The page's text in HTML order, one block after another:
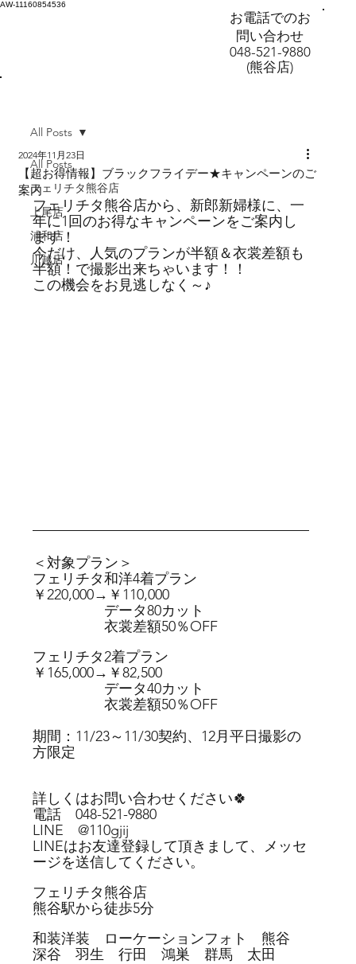
AW-11160854536
お電話でのお
問い合わせ
048-521-9880
(熊谷店)
All Posts
フェリチタ熊谷店
上尾店
浦和店
川越店
All Posts
【超お得情報】ブラックフライデー★キャンペーンのご
案内
2024年11月23日
フェリチタ熊谷店から、新郎新婦様に、一
年に1回のお得なキャンペーンをご案内し
ます！
今だけ、人気のプランが半額＆衣裳差額も
半額！で撮影出来ちゃいます！！
この機会をお見逃しなく～♪
＜対象プラン＞
フェリチタ和洋4着プラン
￥220,000→￥110,000
データ80カット
衣裳差額50％OFF
フェリチタ2着プラン
￥165,000→￥82,500
                  データ40カット
衣裳差額50％OFF
期間：11/23～11/30契約、12月平日撮影の
方限定
詳しくはお問い合わせください🍀
電話　048-521-9880
LINE　@110gjij
LINEはお友達登録して頂きまして、メッセ
ージを送信してください。
フェリチタ熊谷店
熊谷駅から徒歩5分
和装洋装　ローケーションフォト　熊谷
深谷　羽生　行田　鴻巣　群馬　太田